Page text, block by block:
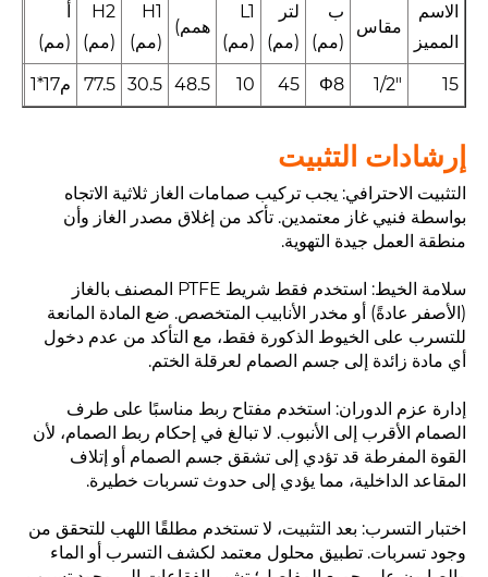
الاسم
المميز
مقاس
ب
(مم)
لتر
(مم)
L1
(مم)
همم)
H1
(مم)
H2
(مم)
أ
(مم)
15
1/2″
Φ8
45
10
48.5
30.5
77.5 م17*1
إرشادات التثبيت
التثبيت الاحترافي: يجب تركيب صمامات الغاز ثلاثية الاتجاه
بواسطة فنيي غاز معتمدين. تأكد من إغلاق مصدر الغاز وأن
منطقة العمل جيدة التهوية.
سلامة الخيط: استخدم فقط شريط PTFE المصنف بالغاز
(الأصفر عادةً) أو مخدر الأنابيب المتخصص. ضع المادة المانعة
للتسرب على الخيوط الذكورة فقط، مع التأكد من عدم دخول
أي مادة زائدة إلى جسم الصمام لعرقلة الختم.
إدارة عزم الدوران: استخدم مفتاح ربط مناسبًا على طرف
الصمام الأقرب إلى الأنبوب. لا تبالغ في إحكام ربط الصمام، لأن
القوة المفرطة قد تؤدي إلى تشقق جسم الصمام أو إتلاف
المقاعد الداخلية، مما يؤدي إلى حدوث تسربات خطيرة.
اختبار التسرب: بعد التثبيت، لا تستخدم مطلقًا اللهب للتحقق من
وجود تسربات. تطبيق محلول معتمد لكشف التسرب أو الماء